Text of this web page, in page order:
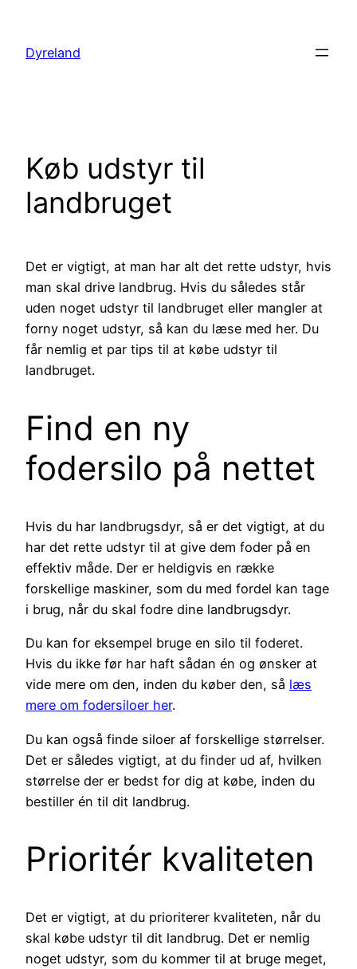
indhold
Dyreland
Køb udstyr til
landbruget
Det er vigtigt, at man har alt det rette udstyr, hvis
man skal drive landbrug. Hvis du således står
uden noget udstyr til landbruget eller mangler at
forny noget udstyr, så kan du læse med her. Du
får nemlig et par tips til at købe udstyr til
landbruget.
Find en ny
fodersilo på nettet
Hvis du har landbrugsdyr, så er det vigtigt, at du
har det rette udstyr til at give dem foder på en
effektiv måde. Der er heldigvis en række
forskellige maskiner, som du med fordel kan tage
i brug, når du skal fodre dine landbrugsdyr.
Du kan for eksempel bruge en silo til foderet.
Hvis du ikke før har haft sådan én og ønsker at
vide mere om den, inden du køber den, så læs
mere om fodersiloer her.
Du kan også finde siloer af forskellige størrelser.
Det er således vigtigt, at du finder ud af, hvilken
størrelse der er bedst for dig at købe, inden du
bestiller én til dit landbrug.
Prioritér kvaliteten
Det er vigtigt, at du prioriterer kvaliteten, når du
skal købe udstyr til dit landbrug. Det er nemlig
noget udstyr, som du kommer til at bruge meget,